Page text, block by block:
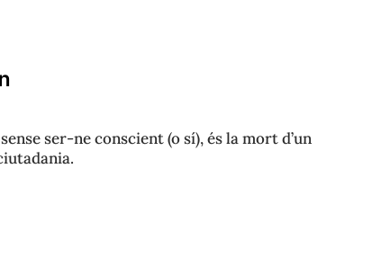
ser-ne conscient (o sí), és la mort d’un